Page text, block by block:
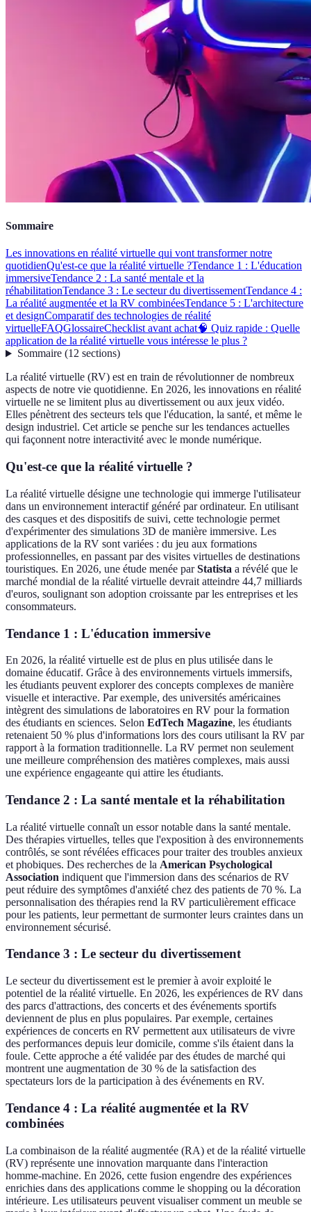
Sommaire
Les innovations en réalité virtuelle qui vont transformer notre
quotidienQu'est-ce que la réalité virtuelle ?Tendance 1 : L'éducation
immersiveTendance 2 : La santé mentale et la
réhabilitationTendance 3 : Le secteur du divertissementTendance 4 :
La réalité augmentée et la RV combinéesTendance 5 : L'architecture
et designComparatif des technologies de réalité
virtuelleFAQGlossaireChecklist avant achat🧠 Quiz rapide : Quelle
application de la réalité virtuelle vous intéresse le plus ?
Sommaire(12 sections)
La réalité virtuelle (RV) est en train de révolutionner de nombreux
aspects de notre vie quotidienne. En 2026, les innovations en réalité
virtuelle ne se limitent plus au divertissement ou aux jeux vidéo.
Elles pénètrent des secteurs tels que l'éducation, la santé, et même le
design industriel. Cet article se penche sur les tendances actuelles
qui façonnent notre interactivité avec le monde numérique.
Qu'est-ce que la réalité virtuelle ?
La réalité virtuelle désigne une technologie qui immerge l'utilisateur
dans un environnement interactif généré par ordinateur. En utilisant
des casques et des dispositifs de suivi, cette technologie permet
d'expérimenter des simulations 3D de manière immersive. Les
applications de la RV sont variées : du jeu aux formations
professionnelles, en passant par des visites virtuelles de destinations
touristiques. En 2026, une étude menée parStatista a révélé que le
marché mondial de la réalité virtuelle devrait atteindre 44,7 milliards
d'euros, soulignant son adoption croissante par les entreprises et les
consommateurs.
Tendance 1 : L'éducation immersive
En 2026, la réalité virtuelle est de plus en plus utilisée dans le
domaine éducatif. Grâce à des environnements virtuels immersifs,
les étudiants peuvent explorer des concepts complexes de manière
visuelle et interactive. Par exemple, des universités américaines
intègrent des simulations de laboratoires en RV pour la formation
des étudiants en sciences. Selon EdTech Magazine, les étudiants
retenaient 50 % plus d'informations lors des cours utilisant la RV par
rapport à la formation traditionnelle. La RV permet non seulement
une meilleure compréhension des matières complexes, mais aussi
une expérience engageante qui attire les étudiants.
Tendance 2 : La santé mentale et la réhabilitation
La réalité virtuelle connaît un essor notable dans la santé mentale.
Des thérapies virtuelles, telles que l'exposition à des environnements
contrôlés, se sont révélées efficaces pour traiter des troubles anxieux
et phobiques. Des recherches de la American Psychological
Association indiquent que l'immersion dans des scénarios de RV
peut réduire des symptômes d'anxiété chez des patients de 70 %. La
personnalisation des thérapies rend la RV particulièrement efficace
pour les patients, leur permettant de surmonter leurs craintes dans un
environnement sécurisé.
Tendance 3 : Le secteur du divertissement
Le secteur du divertissement est le premier à avoir exploité le
potentiel de la réalité virtuelle. En 2026, les expériences de RV dans
des parcs d'attractions, des concerts et des événements sportifs
deviennent de plus en plus populaires. Par exemple, certaines
expériences de concerts en RV permettent aux utilisateurs de vivre
des performances depuis leur domicile, comme s'ils étaient dans la
foule. Cette approche a été validée par des études de marché qui
montrent une augmentation de 30 % de la satisfaction des
spectateurs lors de la participation à des événements en RV.
Tendance 4 : La réalité augmentée et la RV
combinées
La combinaison de la réalité augmentée (RA) et de la réalité virtuelle
(RV) représente une innovation marquante dans l'interaction
homme-machine. En 2026, cette fusion engendre des expériences
enrichies dans des applications comme le shopping ou la décoration
intérieure. Les utilisateurs peuvent visualiser comment un meuble se